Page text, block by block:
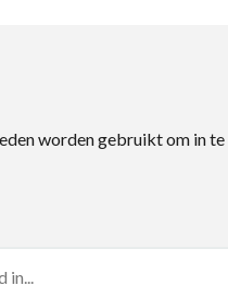
worden gebruikt om in